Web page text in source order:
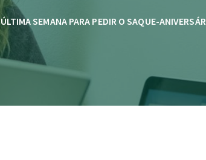
ÚLTIMA SEMANA PARA PEDIR O SAQUE-